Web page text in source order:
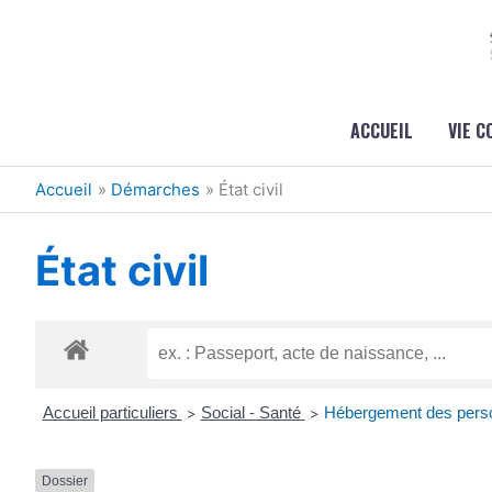
ACCUEIL VIE
Accueil Démarches État civil
État civil
Accueil particuliers > Social - Santé > Hébergement des
Dossier